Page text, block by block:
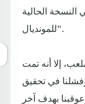
النسخة الحالية
للمونديال".
إلا أنه تمت
في تحقيق